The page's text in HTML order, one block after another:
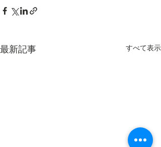
最新記事 すべて表示